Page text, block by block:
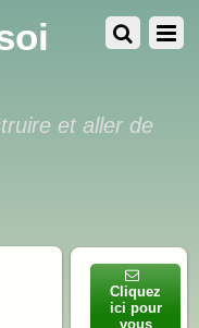
et aller de
Cliquez
ici pour
vous